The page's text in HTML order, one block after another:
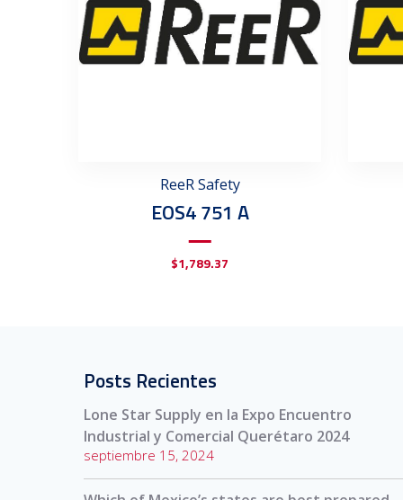
ReeR Safety
EOS4 751 A
$1,789.37
Posts Recientes
Lone Star Supply en la Expo Encuentro
Industrial y Comercial Querétaro 2024
septiembre 15, 2024